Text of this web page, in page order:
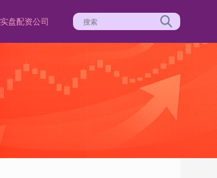
实盘配资公司